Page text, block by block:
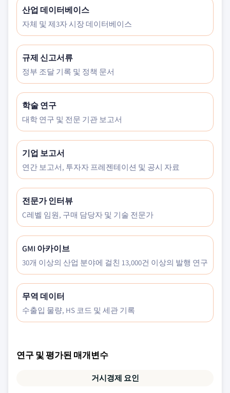
산업 데이터베이스
자체 및 제3자 시장 데이터베이스
규제 신고서류
정부 조달 기록 및 정책 문서
학술 연구
대학 연구 및 전문 기관 보고서
기업 보고서
연간 보고서, 투자자 프레젠테이션 및 공시 자료
전문가 인터뷰
C레벨 임원, 구매 담당자 및 기술 전문가
GMI 아카이브
30개 이상의 산업 분야에 걸친 13,000건 이상의 발행 연구
무역 데이터
수출입 물량, HS 코드 및 세관 기록
연구 및 평가된 매개변수
거시경제 요인